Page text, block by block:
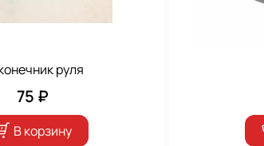
руля
75 ₽
В корзину